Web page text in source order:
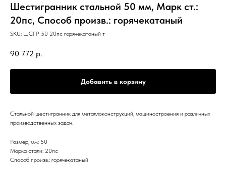
Шестигранник стальной 50 мм, Марк ст.:
20пс, Способ произв.: горячекатаный
SKU: ШСГР 50 20пс горячекатаный т
90 772 р.
Добавить в корзину
Стальной шестигранник для металлоконструкций, машиностроения и различных
производственных задач.
Размер, мм: 50
Марка стали: 20пс
Способ произв.: горячекатаный